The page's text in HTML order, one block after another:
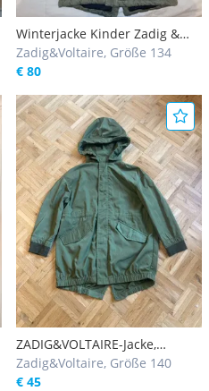
Winterjacke Kinder Zadig &
Voltaire Kinder 8 Jahre
militärgrün
Zadig&Voltaire, Größe 134
€ 80
ZADIG&VOLTAIRE-Jacke,
Größe:10 Jahre
Zadig&Voltaire, Größe 140
€ 45